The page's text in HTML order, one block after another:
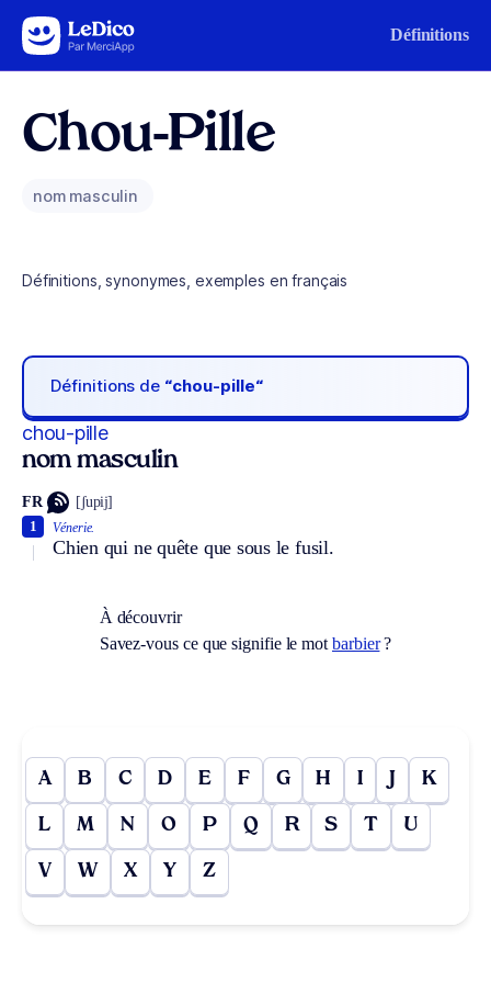
Aller au contenu Définitions
Chou-Pille
nom masculin
Définitions, synonymes, exemples en français
Définitions de “chou-pille“
chou-pille
nom masculin
FR [ʃupij]
Vénerie.
Chien qui ne quête que sous le fusil.
1
À découvrir
Savez-vous ce que signifie le mot barbier?
A B C D E F G H I J K
L M N O P Q R S T U
V W X Y Z